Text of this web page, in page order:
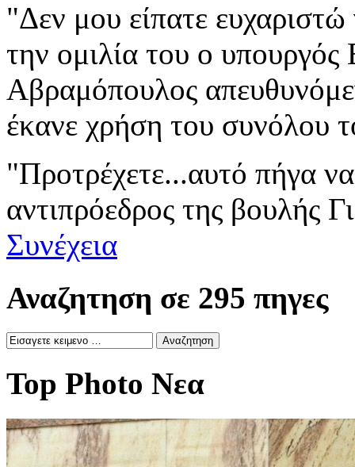
"Δεν μου είπατε ευχαριστώ
την ομιλία του ο
Αβραμόπουλος
έκανε χρήση του συνόλου
"Προτρέχετε...αυτό πήγα
αντιπρόεδρος της βουλής
Συνέχεια
Αναζητηση σε 295 πηγες
Top Photo Νεα